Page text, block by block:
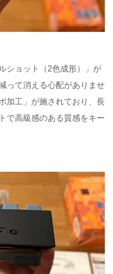
ショット（2色成形）」が
って消える心配がありませ
加工」が施されており、長
で高級感のある質感をキー